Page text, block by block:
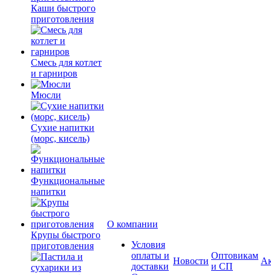
Каши быстрого
приготовления
Смесь для котлет
и гарниров
Мюсли
Сухие напитки
(морс, кисель)
Функциональные
напитки
Крупы быстрого
приготовления
О компании
Условия
оплаты и
доставки
Новости
Оптовикам
и СП